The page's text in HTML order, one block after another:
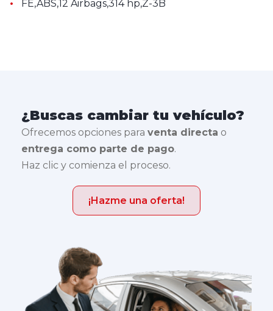
FE,ABS,12 Airbags,314 hp,Z-3B
¿Buscas cambiar tu vehículo?
Ofrecemos opciones para venta directa o
entrega como parte de pago.
Haz clic y comienza el proceso.
¡Hazme una oferta!